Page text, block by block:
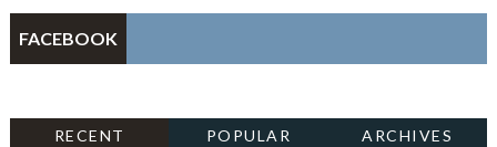
FACEBOOK
RECENT POPULAR ARCHIVES